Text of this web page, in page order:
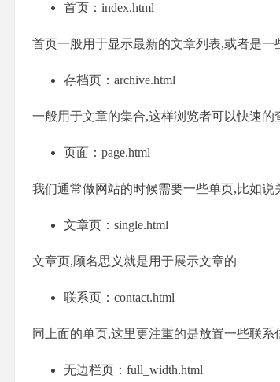
首页：index.html
首页一般用于显示最新的文章列表,或者是
存档页：archive.html
一般用于文章的集合,这样浏览者可以快速
页面：page.html
我们通常做网站的时候需要一些单页,比如
文章页：single.html
文章页,顾名思义就是用于展示文章的
联系页：contact.html
同上面的单页,这里更注重的是放置一些联
无边栏页：full_width.html